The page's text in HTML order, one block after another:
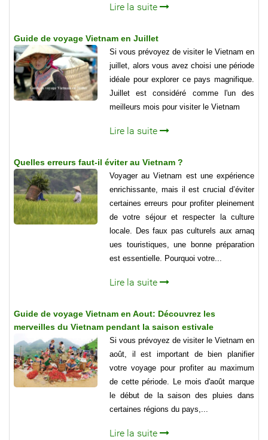
Lire la suite
Guide de voyage Vietnam en Juillet
Si vous prévoyez de visiter le Vietnam en
juillet, alors vous avez choisi une période
idéale pour explorer ce pays magnifique.
Juillet est considéré comme l'un des
meilleurs mois pour visiter le Vietnam
Lire la suite
Quelles erreurs faut-il éviter au Vietnam ?
Voyager au Vietnam est une expérience
enrichissante, mais il est crucial d’éviter
certaines erreurs pour profiter pleinement
de votre séjour et respecter la culture
locale. Des faux pas culturels aux arnaq
ues touristiques, une bonne préparation
est essentielle. Pourquoi votre...
Lire la suite
Guide de voyage Vietnam en Aout: Découvrez les
merveilles du Vietnam pendant la saison estivale
Si vous prévoyez de visiter le Vietnam en
août, il est important de bien planifier
votre voyage pour profiter au maximum
de cette période. Le mois d'août marque
le début de la saison des pluies dans
certaines régions du pays,...
Lire la suite